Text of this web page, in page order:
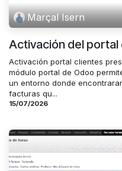
Marçal Isern
Activación del portal
Activación portal clientes
módulo portal de Odoo
un entorno donde
facturas qu...
15/07/2026